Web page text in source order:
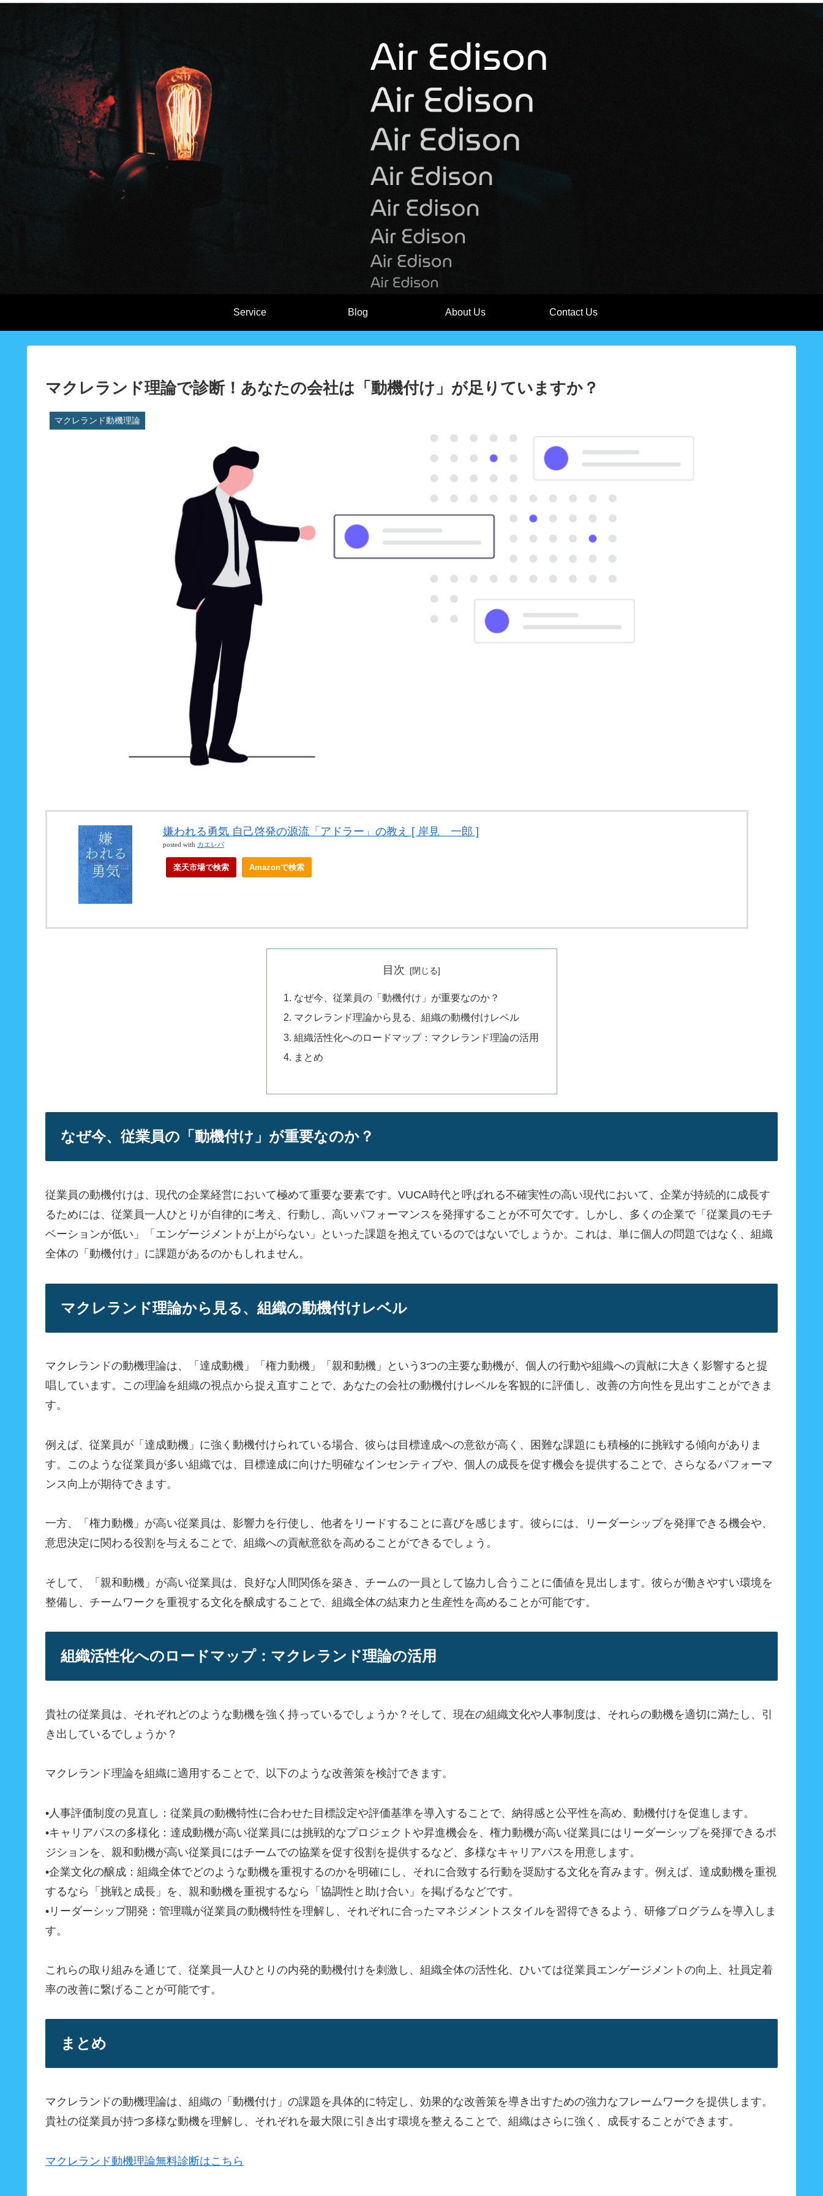
Service Blog About Us Contact Us
マクレランド理論で診断！あなたの会社は「動機付け」が足りていますか？
マクレランド動機理論
嫌われる勇気 自己啓発の源流「アドラー」の教え [ 岸見 一郎 ]
posted with カエレバ
楽天市場で検索 Amazonで検索
目次
なぜ今、従業員の「動機付け」が重要なのか？
マクレランド理論から見る、組織の動機付けレベル
組織活性化へのロードマップ：マクレランド理論の活用
まとめ
なぜ今、従業員の「動機付け」が重要なのか？
従業員の動機付けは、現代の企業経営において極めて重要な要素です。VUCA時代と呼ばれる不確実性の高い現代において、企業が持続的に成長す
るためには、従業員一人ひとりが自律的に考え、行動し、高いパフォーマンスを発揮することが不可欠です。しかし、多くの企業で「従業員のモチ
ベーションが低い」「エンゲージメントが上がらない」といった課題を抱えているのではないでしょうか。これは、単に個人の問題ではなく、組織
全体の「動機付け」に課題があるのかもしれません。
マクレランド理論から見る、組織の動機付けレベル
マクレランドの動機理論は、「達成動機」「権力動機」「親和動機」という3つの主要な動機が、個人の行動や組織への貢献に大きく影響すると提
唱しています。この理論を組織の視点から捉え直すことで、あなたの会社の動機付けレベルを客観的に評価し、改善の方向性を見出すことができま
す。
例えば、従業員が「達成動機」に強く動機付けられている場合、彼らは目標達成への意欲が高く、困難な課題にも積極的に挑戦する傾向がありま
す。このような従業員が多い組織では、目標達成に向けた明確なインセンティブや、個人の成長を促す機会を提供することで、さらなるパフォーマ
ンス向上が期待できます。
一方、「権力動機」が高い従業員は、影響力を行使し、他者をリードすることに喜びを感じます。彼らには、リーダーシップを発揮できる機会や、
意思決定に関わる役割を与えることで、組織への貢献意欲を高めることができるでしょう。
そして、「親和動機」が高い従業員は、良好な人間関係を築き、チームの一員として協力し合うことに価値を見出します。彼らが働きやすい環境を
整備し、チームワークを重視する文化を醸成することで、組織全体の結束力と生産性を高めることが可能です。
組織活性化へのロードマップ：マクレランド理論の活用
貴社の従業員は、それぞれどのような動機を強く持っているでしょうか？そして、現在の組織文化や人事制度は、それらの動機を適切に満たし、引
き出しているでしょうか？
マクレランド理論を組織に適用することで、以下のような改善策を検討できます。
•人事評価制度の見直し：従業員の動機特性に合わせた目標設定や評価基準を導入することで、納得感と公平性を高め、動機付けを促進します。
•キャリアパスの多様化：達成動機が高い従業員には挑戦的なプロジェクトや昇進機会を、権力動機が高い従業員にはリーダーシップを発揮できるポ
ジションを、親和動機が高い従業員にはチームでの協業を促す役割を提供するなど、多様なキャリアパスを用意します。
•企業文化の醸成：組織全体でどのような動機を重視するのかを明確にし、それに合致する行動を奨励する文化を育みます。例えば、達成動機を重視
するなら「挑戦と成長」を、親和動機を重視するなら「協調性と助け合い」を掲げるなどです。
•リーダーシップ開発：管理職が従業員の動機特性を理解し、それぞれに合ったマネジメントスタイルを習得できるよう、研修プログラムを導入しま
す。
これらの取り組みを通じて、従業員一人ひとりの内発的動機付けを刺激し、組織全体の活性化、ひいては従業員エンゲージメントの向上、社員定着
率の改善に繋げることが可能です。
まとめ
マクレランドの動機理論は、組織の「動機付け」の課題を具体的に特定し、効果的な改善策を導き出すための強力なフレームワークを提供します。
貴社の従業員が持つ多様な動機を理解し、それぞれを最大限に引き出す環境を整えることで、組織はさらに強く、成長することができます。
マクレランド動機理論無料診断はこちら